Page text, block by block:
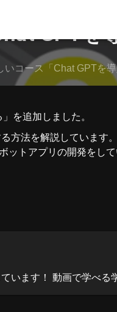
GPTを
いコース「Chat GPTを
を追加しました。
方法を解説しています。
ットアプリの開発をして
います！ 動画で学べ